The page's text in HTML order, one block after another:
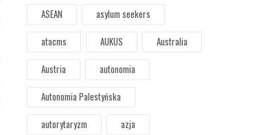
ASEAN
asylum seekers
atacms
AUKUS
Australia
Austria
autonomia
Autonomia Palestyńska
autorytaryzm
azja